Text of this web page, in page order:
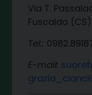
Via T.
Fuscaldo (CS)
Tel.:
E-mail: